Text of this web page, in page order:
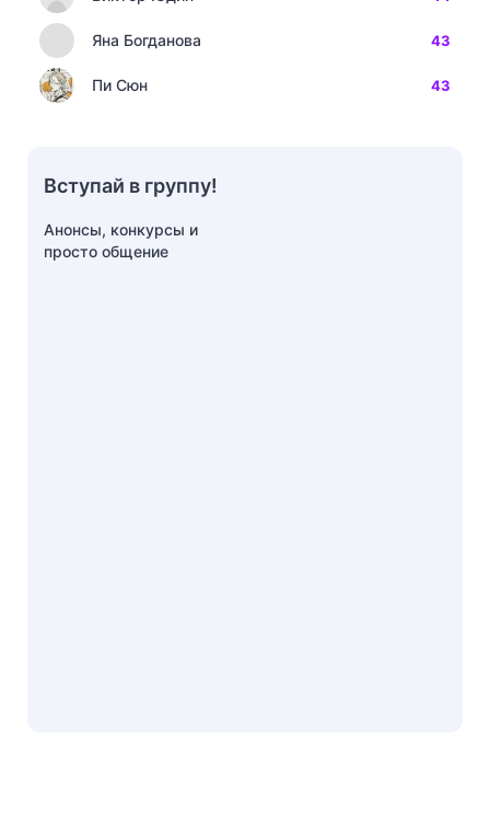
Яна Богданова 43
Пи Сюн 43
Вступай в группу!
Анонсы, конкурсы и
просто общение